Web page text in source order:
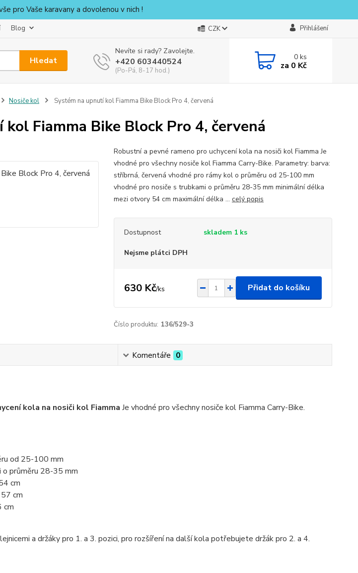
pro Vaše karavany a dovolenou v nich !
Blog CZK Přihlášení
Hledat
Nevíte si rady? Zavolejte.
+420 603440524
(Po-Pá, 8-17 hod.)
0ks
za 0 Kč
Nosiče kol Systém na upnutí kol Fiamma Bike Block Pro 4, červená
Fiamma Bike Block Pro 4, červená
Robustní a pevné rameno pro uchycení kola na nosiči kol Fiamma Je
vhodné pro všechny nosiče kol Fiamma Carry-Bike. Parametry: barva:
stříbrná, červená vhodné pro rámy kol o průměru od 25-100 mm
vhodné pro nosiče s trubkami o průměru 28-35 mm minimální délka
mezi otvory 54 cm maximální délka ... celý popis
Dostupnost skladem 1 ks
Nejsme plátci DPH
630 Kč/ks Přidat do košíku
Číslo produktu: 136/529-3
Komentáře 0
kola na nosiči kol Fiamma Je vhodné pro všechny nosiče kol Fiamma Carry-Bike.
od 25-100 mm
o průměru 28-35 mm
cm
cm
cm
a držáky pro 1. a 3. pozici, pro rozšíření na další kola potřebujete držák pro 2. a 4.